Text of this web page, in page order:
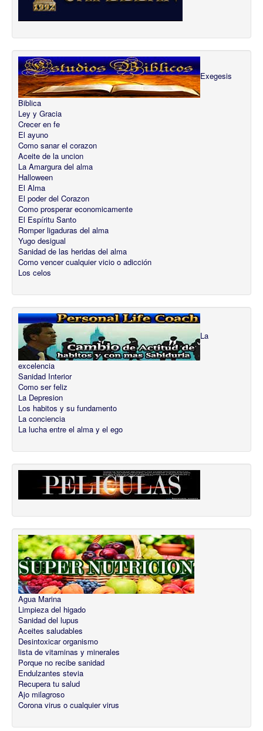
Exegesis
Biblica
Ley y Gracia
Crecer en fe
El ayuno
Como sanar el corazon
Aceite de la uncion
La Amargura del alma
Halloween
El Alma
El poder del Corazon
Como prosperar economicamente
El Espíritu Santo
Romper ligaduras del alma
Yugo desigual
Sanidad de las heridas del alma
Como vencer cualquier vicio o adicción
Los celos
La
excelencia
Sanidad Interior
Como ser feliz
La Depresion
Los habitos y su fundamento
La conciencia
La lucha entre el alma y el ego
Agua Marina
Limpieza del higado
Sanidad del lupus
Aceites saludables
Desintoxicar organismo
lista de vitaminas y minerales
Porque no recibe sanidad
Endulzantes stevia
Recupera tu salud
Ajo milagroso
Corona virus o cualquier virus